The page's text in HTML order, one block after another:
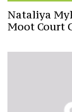
Nataliya
Moot Court